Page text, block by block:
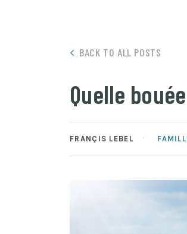
BACK TO ALL POSTS
Quelle
FRANÇIS LEBEL